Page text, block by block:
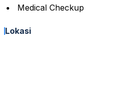
Medical Checkup
Lokasi